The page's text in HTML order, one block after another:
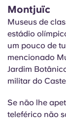
Montjuïc
Museus de
estádio
um pouco de
mencionado
Jardim
militar do
Se não lhe
teleférico não